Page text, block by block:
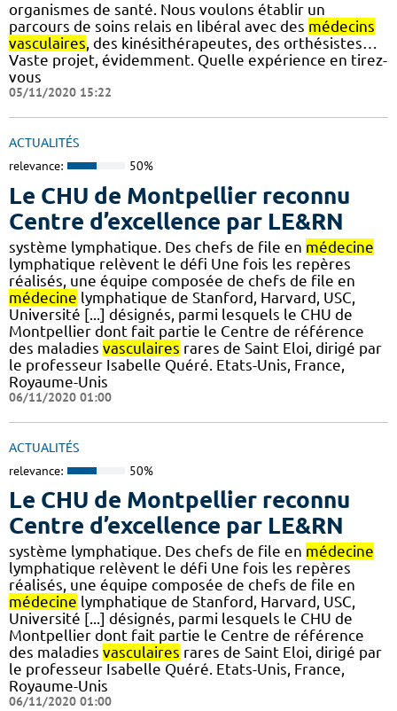
organismes de santé. Nous voulons établir un
parcours de soins relais en libéral avec des médecins
vasculaires, des kinésithérapeutes, des orthésistes…
Vaste projet, évidemment. Quelle expérience en tirez-
vous
05/11/2020 15:22
ACTUALITÉS
relevance: 50%
Le CHU de Montpellier reconnu
Centre d’excellence par LE&RN
système lymphatique. Des chefs de file en médecine
lymphatique relèvent le défi Une fois les repères
réalisés, une équipe composée de chefs de file en
médecine lymphatique de Stanford, Harvard, USC,
Université [...] désignés, parmi lesquels le CHU de
Montpellier dont fait partie le Centre de référence
des maladies vasculaires rares de Saint Eloi, dirigé par
le professeur Isabelle Quéré. Etats-Unis, France,
Royaume-Unis
06/11/2020 01:00
ACTUALITÉS
relevance: 50%
Le CHU de Montpellier reconnu
Centre d’excellence par LE&RN
système lymphatique. Des chefs de file en médecine
lymphatique relèvent le défi Une fois les repères
réalisés, une équipe composée de chefs de file en
médecine lymphatique de Stanford, Harvard, USC,
Université [...] désignés, parmi lesquels le CHU de
Montpellier dont fait partie le Centre de référence
des maladies vasculaires rares de Saint Eloi, dirigé par
le professeur Isabelle Quéré. Etats-Unis, France,
Royaume-Unis
06/11/2020 01:00